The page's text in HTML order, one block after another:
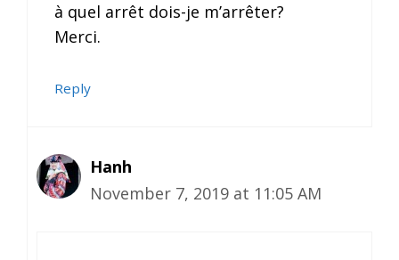
à quel arrêt dois-je m’arrêter?
Merci.
Reply
Hanh
November 7, 2019 at 11:05 AM